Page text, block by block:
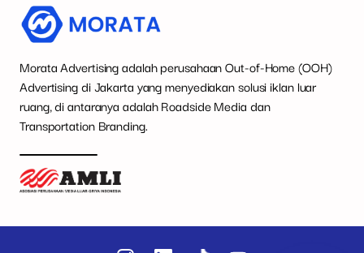
Morata Advertising adalah perusahaan Out-of-Home (OOH)
Advertising di Jakarta yang menyediakan solusi iklan luar
ruang, di antaranya adalah Roadside Media dan
Transportation Branding.